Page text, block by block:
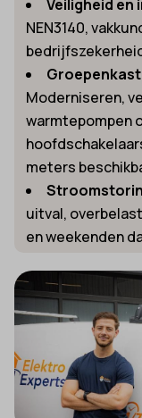
Veiligheid en
NEN3140,
Moderniseren,
warmtepompen
meters
uitval,
en weekenden